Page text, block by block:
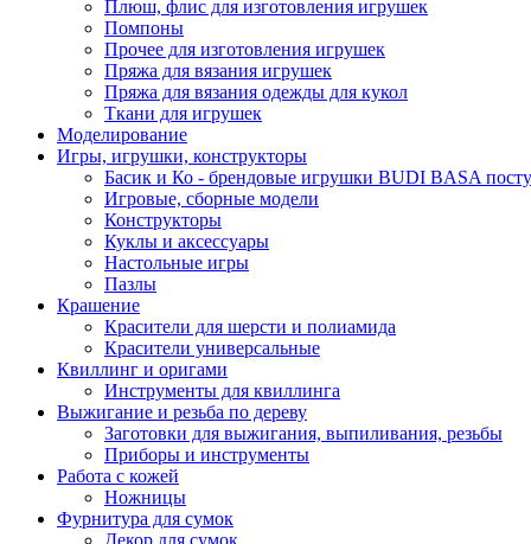
Плюш, флис для изготовления игрушек
Помпоны
Прочее для изготовления игрушек
Пряжа для вязания игрушек
Пряжа для вязания одежды для кукол
Ткани для игрушек
Моделирование
Игры, игрушки, конструкторы
Басик и Ко - брендовые игрушки BUDI BASA
Игровые, сборные модели
Конструкторы
Куклы и аксессуары
Настольные игры
Пазлы
Крашение
Красители для шерсти и полиамида
Красители универсальные
Квиллинг и оригами
Инструменты для квиллинга
Выжигание и резьба по дереву
Заготовки для выжигания, выпиливания, резьбы
Приборы и инструменты
Работа с кожей
Ножницы
Фурнитура для сумок
Декор для сумок